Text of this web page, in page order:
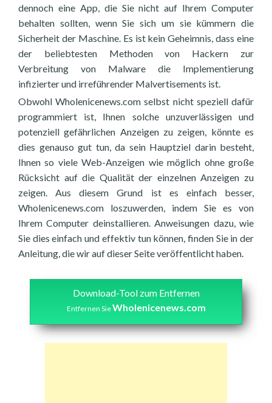
dennoch eine App, die Sie nicht auf Ihrem Computer
behalten sollten, wenn Sie sich um sie kümmern die
Sicherheit der Maschine. Es ist kein Geheimnis, dass eine
der beliebtesten Methoden von Hackern zur
Verbreitung von Malware die Implementierung
infizierter und irreführender Malvertisements ist.
Obwohl Wholenicenews.com selbst nicht speziell dafür
programmiert ist, Ihnen solche unzuverlässigen und
potenziell gefährlichen Anzeigen zu zeigen, könnte es
dies genauso gut tun, da sein Hauptziel darin besteht,
Ihnen so viele Web-Anzeigen wie möglich ohne große
Rücksicht auf die Qualität der einzelnen Anzeigen zu
zeigen. Aus diesem Grund ist es einfach besser,
Wholenicenews.com loszuwerden, indem Sie es von
Ihrem Computer deinstallieren. Anweisungen dazu, wie
Sie dies einfach und effektiv tun können, finden Sie in der
Anleitung, die wir auf dieser Seite veröffentlicht haben.
Download-Tool zum Entfernen
Entfernen SieWholenicenews.com